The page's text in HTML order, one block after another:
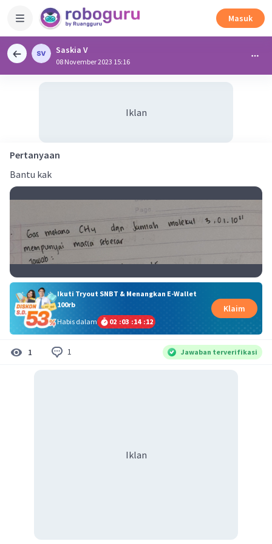
Masuk
Saskia V
08 November 2023 15:16
Iklan
Pertanyaan
Bantu kak
Ikuti Tryout SNBT & Menangkan E-Wallet
100rb
Habis dalam
02 :03 :14 :12
Klaim
1 1 Jawaban terverifikasi
Iklan